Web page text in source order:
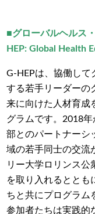
■グローバルヘルス
HEP: Global Health
G-HEPは、協働して
する若手リーダーの
来に向けた人材育成
グラムです。2018
部とのパートナーシ
域の若手同士の交流
リー大学ロリンス公
を取り入れるととも
ちと共にプログラム
参加者たちは実践的